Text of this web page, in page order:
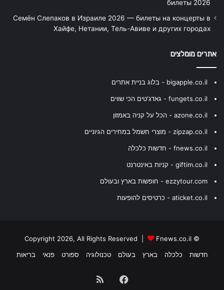
билеты 2026
Семён Слепаков в Израиле 2026 — билеты на концерты в
Хайфе, Нетании, Тель-Авиве и других городах
אתרים מומלצים
bigapple.co.il - בלוג בניית אתרים
fungets.co.il - גאדג'טים הכי שווים
azone.co.il - הכל על קניה באמזון
zipzap.co.il - מוצרי חשמל במחירים הגיוניים
fnews.co.il - חדשות כלכלה
giftim.co.il - קניות באינטרנט
ezzytour.com - חופשות בארץ ובעולם
aticket.co.il - כרטיסים להופעות
© Copyright 2026, All Rights Reserved |
Fnews.co.il
חדשות
כלכלה בארץ בעולם טכנולוגיה ספורט פנאי בריאות
Facebook